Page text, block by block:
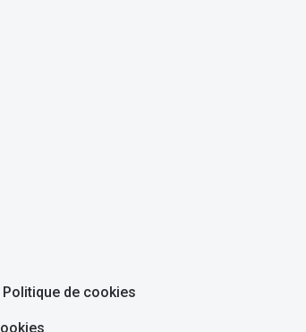
Politique de cookies